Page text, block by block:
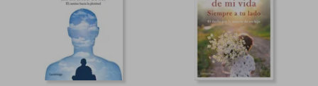
50% $ 106.210 50%